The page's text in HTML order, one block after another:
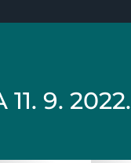
9. 2022.